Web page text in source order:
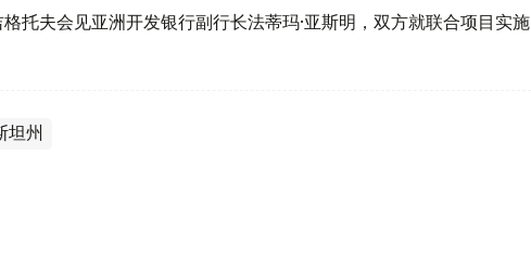
格托夫会见亚洲开发银行副行长法蒂玛·亚斯明，双方就联合项目实施
坦州